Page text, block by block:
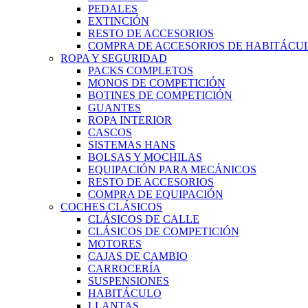
PEDALES
EXTINCIÓN
RESTO DE ACCESORIOS
COMPRA DE ACCESORIOS DE
ROPA Y SEGURIDAD
PACKS COMPLETOS
MONOS DE COMPETICIÓN
BOTINES DE COMPETICIÓN
GUANTES
ROPA INTERIOR
CASCOS
SISTEMAS HANS
BOLSAS Y MOCHILAS
EQUIPACIÓN PARA MECÁNICOS
RESTO DE ACCESORIOS
COMPRA DE EQUIPACIÓN
COCHES CLÁSICOS
CLÁSICOS DE CALLE
CLÁSICOS DE COMPETICIÓN
MOTORES
CAJAS DE CAMBIO
CARROCERÍA
SUSPENSIONES
HABITÁCULO
LLANTAS